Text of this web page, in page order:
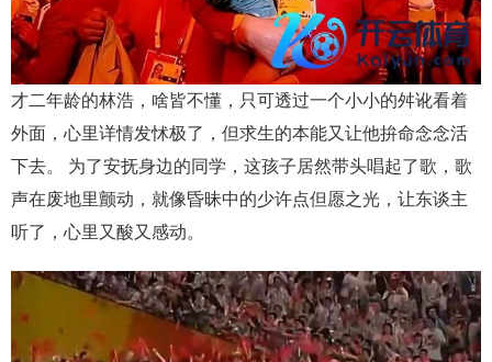
才二年龄的林浩，啥皆不懂，只可透过一个小小的舛讹看着
外面，心里详情发怵极了，但求生的本能又让他拚命念念活
下去。 为了安抚身边的同学，这孩子居然带头唱起了歌，歌
声在废地里颤动，就像昏昧中的少许点但愿之光，让东谈主
听了，心里又酸又感动。